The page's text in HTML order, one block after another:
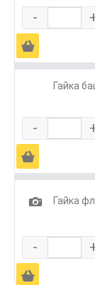
-
Ä
Гайка
-
Ä
1
Гайка
-
Ä